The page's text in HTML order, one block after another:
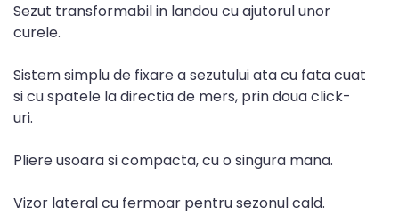
Sezut transformabil in landou cu ajutorul unor
curele.
Sistem simplu de fixare a sezutului ata cu fata cuat
si cu spatele la directia de mers, prin doua click-
uri.
Pliere usoara si compacta, cu o singura mana.
Vizor lateral cu fermoar pentru sezonul cald.